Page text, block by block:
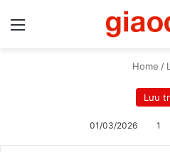
Home /
Lưu
01/03/2026 1